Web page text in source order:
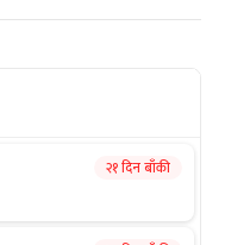
२१ दिन बाँकी